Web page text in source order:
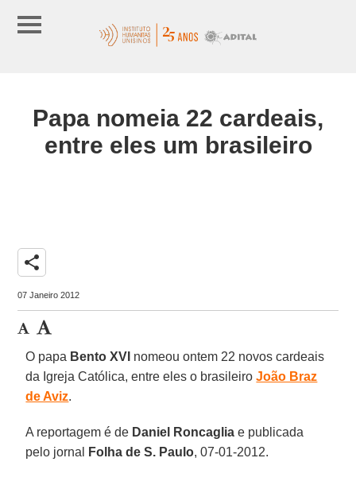
Papa nomeia 22 cardeais,
entre eles um brasileiro
share
07 Janeiro 2012
O papa Bento XVI nomeou ontem 22 novos cardeais
da Igreja Católica, entre eles o brasileiroJoão Braz
de Aviz.
A reportagem é de Daniel Roncaglia e publicada
pelo jornal
Folha de S. Paulo, 07-01-2012.